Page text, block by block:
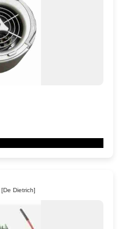
[De Dietrich]